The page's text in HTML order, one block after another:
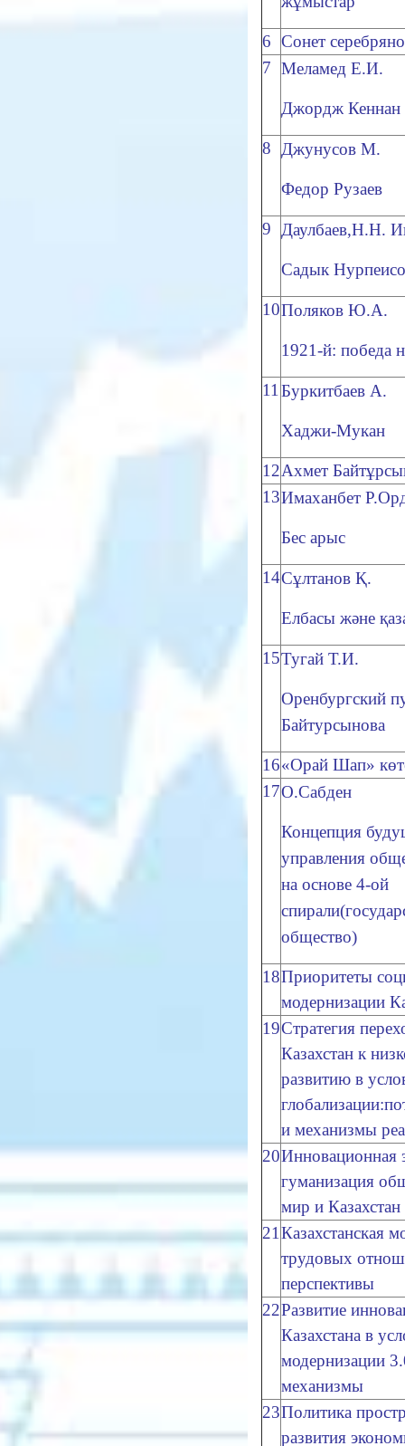
6 Сонет
7 Меламед Е.И.
Джордж Кеннан
8 Джунусов М.
Федор Рузаев
9 Даулбаев,Н.Н.
Садык
10Поляков Ю.А.
1921-й: победа
11 Буркитбаев А.
Хаджи-Мукан
12Ахмет
13Имаханбет
Бес арыс
14Сұлтанов Қ.
Елбасы және
15Тугай Т.И.
Оренбургский
Байтурсынова
16«Орай Шап»
17О.Сабден
Концепция
управления
на основе 4-ой
общество)
18Приоритеты
модернизации
19Стратегия
Казахстан к
развитию в
и механизмы
20Инновационная
гуманизация
мир и
21 Казахстанская
трудовых
перспективы
22Развитие
Казахстана в
модернизации
механизмы
23Политика
развития